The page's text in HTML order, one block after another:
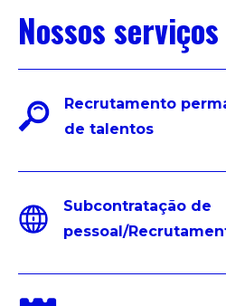
Nossos serviços
Recrutamento
de talentos
Subcontratação de
pessoal/